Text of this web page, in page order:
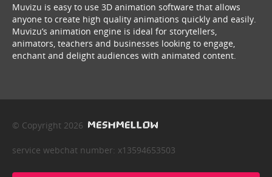
Muvizu is easy to use 3D animation software that allows
anyone to create high quality animations quickly and easily.
Muvizu’s animation engine is ideal for storytellers,
animators, teachers and businesses looking to engage,
enchant and delight audiences with animated content.
© Copyright 2026
service webchat number: x13594653503